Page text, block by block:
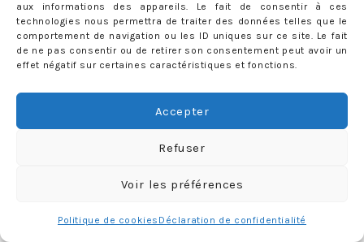
aux informations des appareils. Le fait de consentir à ces
technologies nous permettra de traiter des données telles que le
comportement de navigation ou les ID uniques sur ce site. Le fait
de ne pas consentir ou de retirer son consentement peut avoir un
effet négatif sur certaines caractéristiques et fonctions.
Accepter
Refuser
Voir les préférences
Politique de cookies Déclaration de confidentialité
Jack & Jones* (similaire
AH (rire nerveux). Il faut dire qu’au départ je n’avais même